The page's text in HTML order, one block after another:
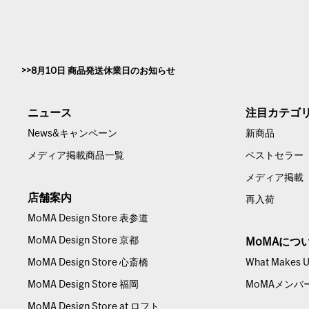
8月10日 商品発送休業日のお知らせ
ニュース
News&キャンペーン
メディア掲載商品一覧
店舗案内
MoMA Design Store 表参道
MoMA Design Store 京都
MoMA Design Store 心斎橋
MoMA Design Store 福岡
MoMA Design Store at ロフト
注目カテゴ
新商品
ベストセラー
メディア掲載
再入荷
MoMAにつ
What Makes
MoMAメンバ